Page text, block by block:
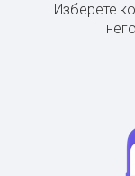
Изберете